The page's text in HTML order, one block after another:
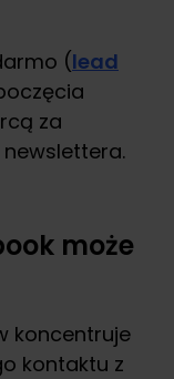
(lead
za
może
koncentruje
kontaktu z